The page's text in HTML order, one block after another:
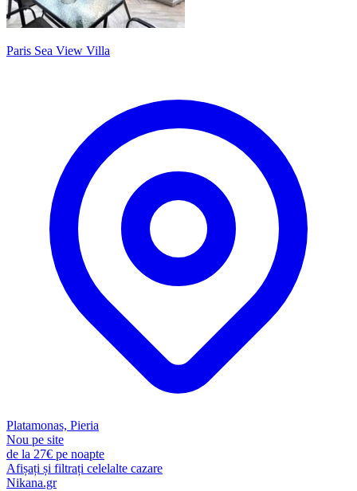
Paris Sea View Villa
Platamonas, Pieria
Nou pe site
de la 27€ pe noapte
Afișați și filtrați celelalte cazare
Nikana.gr